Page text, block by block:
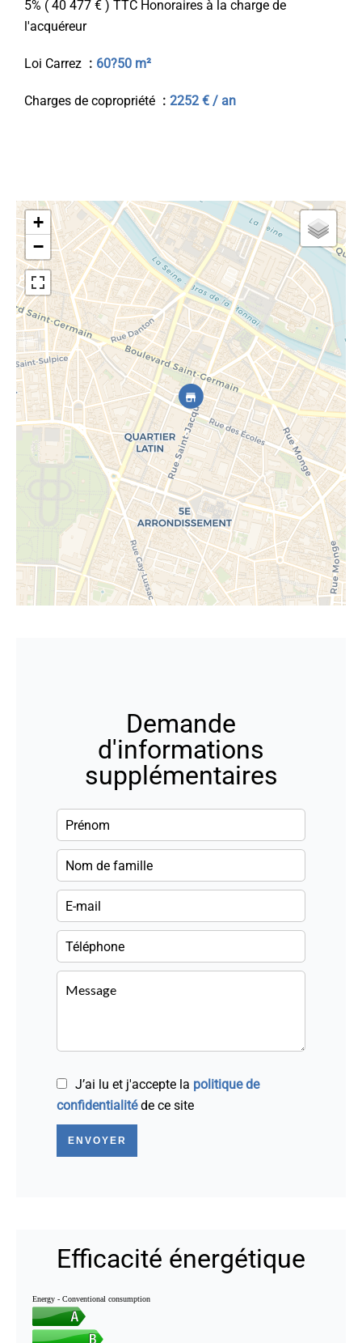
5% ( 40 477 € ) TTC Honoraires à la charge de
l'acquéreur
Loi Carrez 60?50 m²
Charges de copropriété 2252 € / an
+
−
Demande
d'informations
supplémentaires
J’ai lu et j'accepte la politique de
confidentialitéde ce site
ENVOYER
Efficacité énergétique